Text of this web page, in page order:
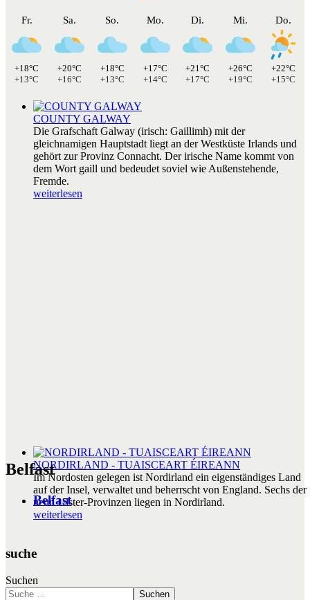
Fr.
+18°C
+13°C
Sa.
+20°C
+16°C
So.
+18°C
+13°C
Mo.
+17°C
+14°C
Di.
+21°C
+17°C
Mi.
+26°C
+19°C
Do.
+22°C
+15°C
COUNTY GALWAY
Die Grafschaft Galway (irisch: Gaillimh) mit der
gleichnamigen Hauptstadt liegt an der Westküste Irlands und
gehört zur Provinz Connacht. Der irische Name kommt von
dem Wort gaill und bedeudet soviel wie Außenstehende,
Fremde.
weiterlesen
NORDIRLAND - TUAISCEART ÉIREANN
Im Nordosten gelegen ist Nordirland ein eigenständiges Land
auf der Insel, verwaltet und beherrscht von England. Sechs der
neun Ulster-Provinzen liegen in Nordirland.
weiterlesen
Belfast
Belfast
suche
Suchen
Suchen